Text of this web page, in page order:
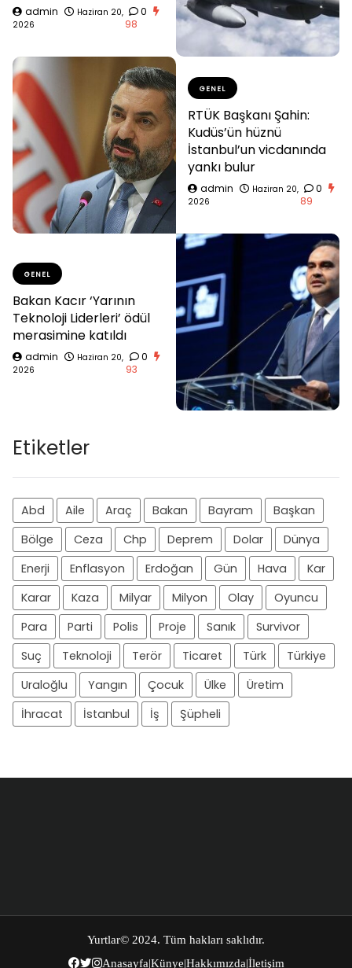
admin
Haziran 20,
2026
0
98
GENEL
RTÜK Başkanı Şahin:
Kudüs’ün hüznü
İstanbul’un vicdanında
yankı bulur
admin
Haziran 20,
2026
0
89
GENEL
Bakan Kacır ‘Yarının
Teknoloji Liderleri’ ödül
merasimine katıldı
admin
Haziran 20,
2026
0
93
Etiketler
Abd Aile Araç Bakan Bayram
Başkan
Bölge
Ceza Chp Deprem Dolar
Dünya
Enerji
Enflasyon Erdoğan Gün Hava
Kar
Karar
Kaza Milyar Milyon Olay
Oyuncu
Para
Parti Polis Proje Sanık
Survivor
Suç
Teknoloji Terör Ticaret Türk
Türkiye
Uraloğlu
Yangın Çocuk Ülke
Üretim
İhracat
İstanbul İş Şüpheli
Yurtlar© 2024. Tüm hakları saklıdır.
Anasayfa|Künye|Hakkımızda|İletişim